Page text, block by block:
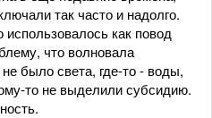
так часто и надолго.
как повод
что волновала
не было света, где-то - воды,
то не выделили субсидию.